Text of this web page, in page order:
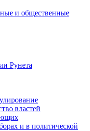
и общественные
Рунета
властей
и в политической